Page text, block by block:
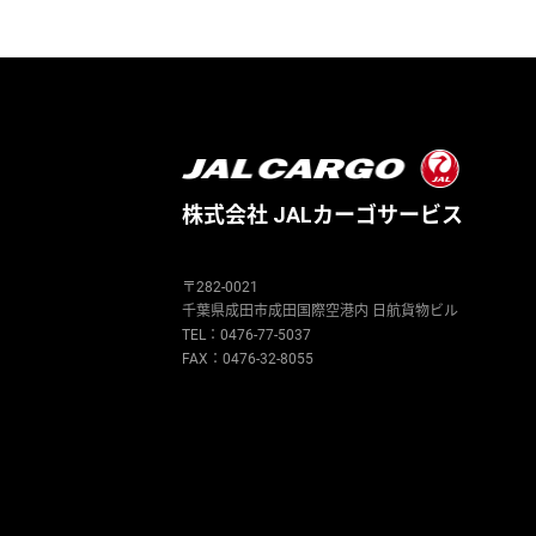
株式会社 JALカーゴサービス
〒282-0021
千葉県成⽥市成⽥国際空港内 ⽇航貨物ビル
TEL： 0476-77-5037
FAX：0476-32-8055